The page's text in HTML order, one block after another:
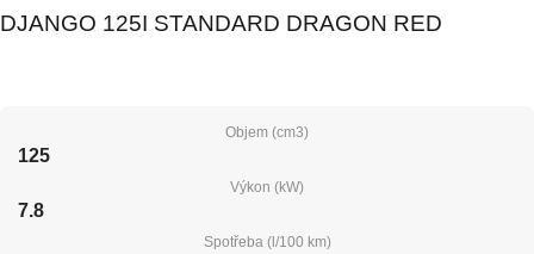
DJANGO 125I STANDARD DRAGON RED
Objem (cm3)
125
Výkon (kW)
7.8
Spotřeba (l/100 km)